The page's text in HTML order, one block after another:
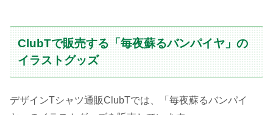
ClubTで販売する「毎夜蘇るバンパイヤ」の
イラストグッズ
デザインTシャツ通販ClubTでは、「毎夜蘇るバンパイ